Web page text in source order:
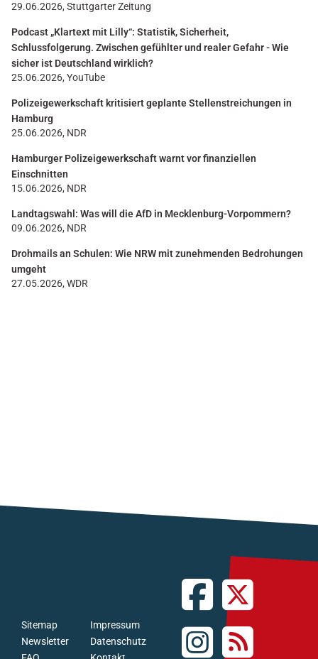
29.06.2026, Stuttgarter Zeitung
Podcast „Klartext mit Lilly“: Statistik, Sicherheit,
Schlussfolgerung. Zwischen gefühlter und realer Gefahr - Wie
sicher ist Deutschland wirklich?
25.06.2026, YouTube
Polizeigewerkschaft kritisiert geplante Stellenstreichungen in
Hamburg
25.06.2026, NDR
Hamburger Polizeigewerkschaft warnt vor finanziellen
Einschnitten
15.06.2026, NDR
Landtagswahl: Was will die AfD in Mecklenburg-Vorpommern?
09.06.2026, NDR
Drohmails an Schulen: Wie NRW mit zunehmenden Bedrohungen
umgeht
27.05.2026, WDR
Newsletter
Sitemap
Datenschutz
Impressum